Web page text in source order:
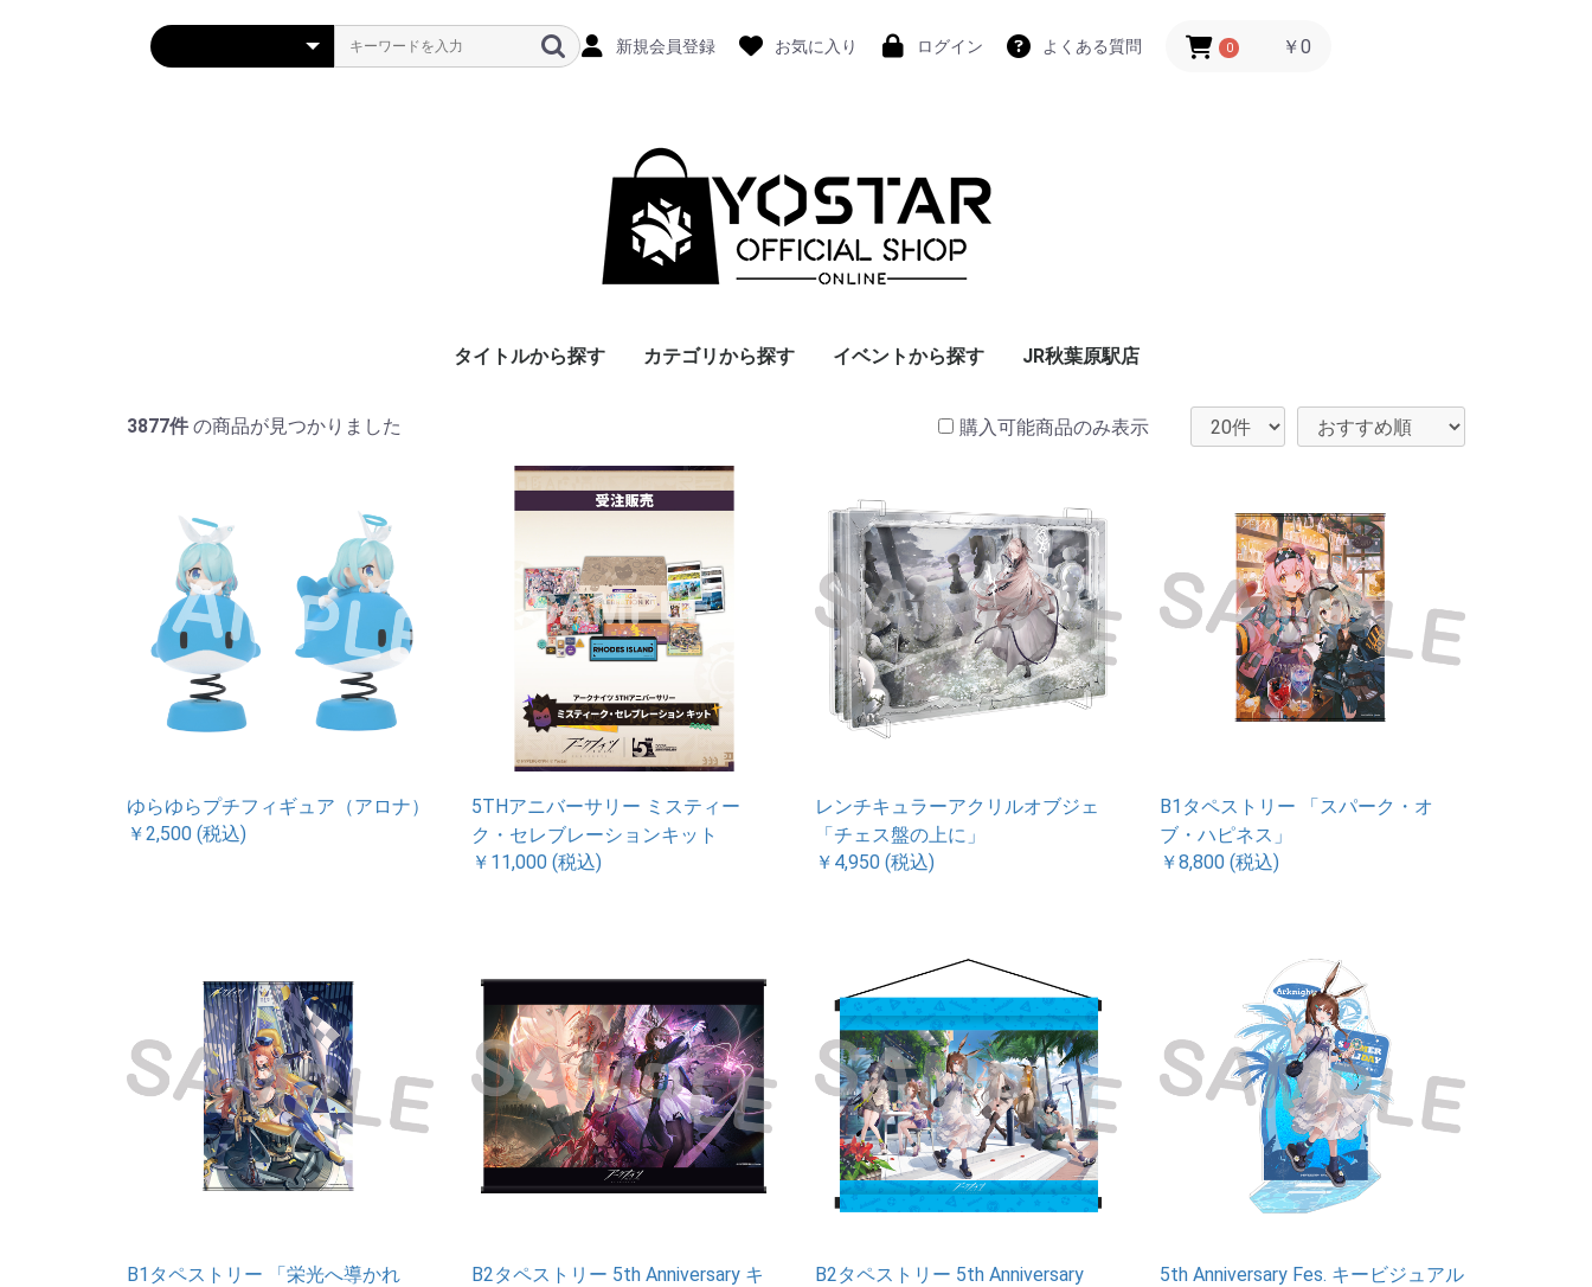
新規会員登録 お気に入り ログイン よくある質問 0 ￥0
タイトルから探す カテゴリから探す イベントから探す JR秋葉原駅店
3877件 の商品が見つかりました 購入可能商品のみ表示
ゆらゆらプチフィギュア（アロナ）
￥2,500 (税込)
5THアニバーサリー ミスティー
ク・セレブレーションキット
￥11,000 (税込)
レンチキュラーアクリルオブジェ
「チェス盤の上に」
￥4,950 (税込)
B1タペストリー 「スパーク・オ
ブ・ハピネス」
￥8,800 (税込)
B1タペストリー 「栄光へ導かれ
B2タペストリー 5th Anniversary キ
B2タペストリー 5th Anniversary
5th Anniversary Fes. キービジュアル